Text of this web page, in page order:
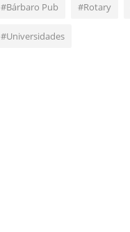
#Bárbaro Pub #Rotary
#Universidades